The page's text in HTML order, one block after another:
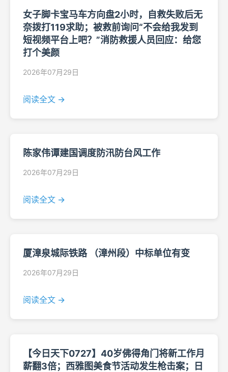
女子脚卡宝马车方向盘2小时，自救失败后无
奈拨打119求助；被救前询问“不会给我发到
短视频平台上吧？”消防救援人员回应：给您
打个美颜
2026年07月29日
阅读全文 →
陈家伟谭建国调度防汛防台风工作
2026年07月29日
阅读全文 →
厦漳泉城际铁路 （漳州段）中标单位有变
2026年07月29日
阅读全文 →
【今日天下0727】40岁佛得角门将新工作月
薪翻3倍；西雅图美食节活动发生枪击案；日